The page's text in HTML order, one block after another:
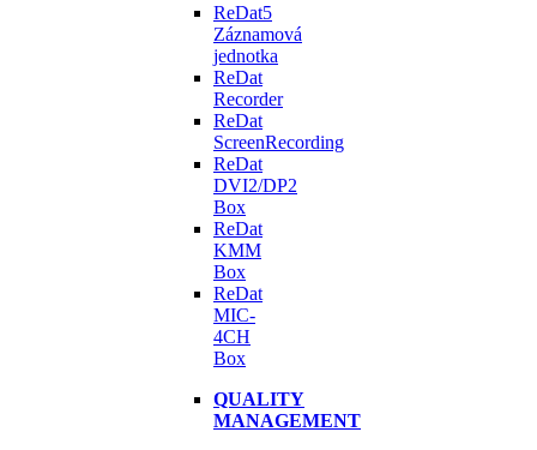
ReDat5
Záznamová
jednotka
ReDat
Recorder
ReDat
ScreenRecording
ReDat
DVI2/DP2
Box
ReDat
KMM
Box​
ReDat
MIC-
4CH
Box
QUALITY
MANAGEMENT